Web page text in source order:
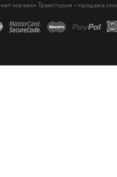
магазин Траектория – продажа